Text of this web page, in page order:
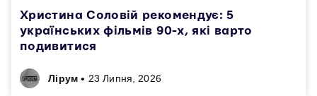
Христина Соловій рекомендує: 5
українських фільмів 90-х, які варто
подивитися
Лірум • 23 Липня, 2026